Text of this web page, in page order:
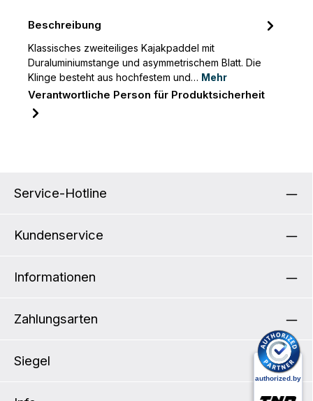
Beschreibung
Klassisches zweiteiliges Kajakpaddel mit
Duraluminiumstange und asymmetrischem Blatt. Die
Klinge besteht aus hochfestem und… Mehr
Verantwortliche Person für Produktsicherheit
Service-Hotline
Kundenservice
Informationen
Zahlungsarten
Siegel